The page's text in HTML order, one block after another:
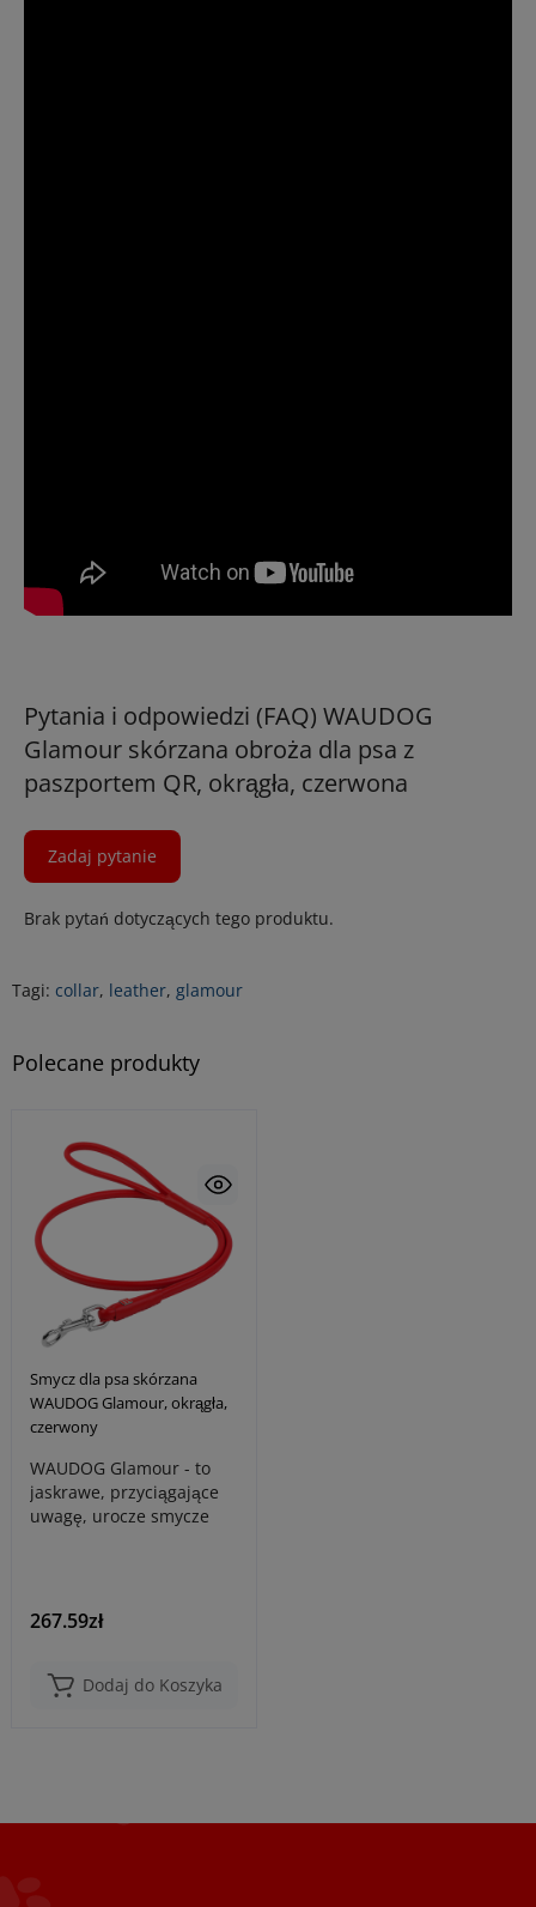
Pytania i odpowiedzi (FAQ) WAUDOG
Glamour skórzana obroża dla psa z
paszportem QR, okrągła, czerwona
Zadaj pytanie
Brak pytań dotyczących tego produktu.
Tagi: collar, leather, glamour
Polecane produkty
Smycz dla psa skórzana
WAUDOG Glamour, okrągła,
czerwony
WAUDOG Glamour - to
jaskrawe, przyciągające
uwagę, urocze smycze
267.59zł
Dodaj do Koszyka